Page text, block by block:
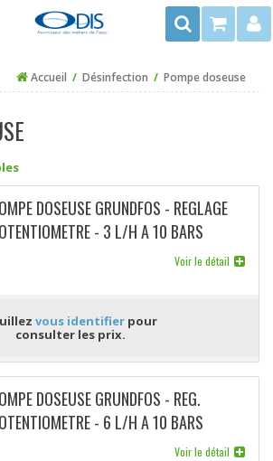
Rechercher
Accueil / Désinfection / Pompe doseuse
DOSEUSE GRUNDFOS - REGLAGE
- 3 L/H A 10 BARS
Voir le détail
vous identifierpour
consulter les prix.
DOSEUSE GRUNDFOS - REG.
- 6 L/H A 10 BARS
CONNECTABLE A UN COMPTEURVoir le détail